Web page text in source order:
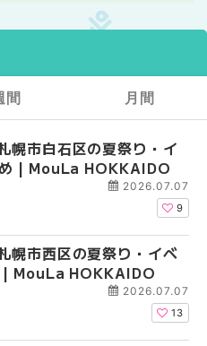
幌市白石区の夏祭り・イ
| MouLa HOKKAIDO
2026.07.07
9
幌市西区の夏祭り・イベ
| MouLa HOKKAIDO
2026.07.07
13
間
2026年夏 札幌市西区
ントまとめ | MouLa
【2026年最新】札幌
ガーデン｜オープン日
大通公園から穴場テ
月間
【2026年最新】札幌
ガーデン｜オープン日
大通公園から穴場テ
2026年夏 札幌市北区
ントまとめ | MouLa